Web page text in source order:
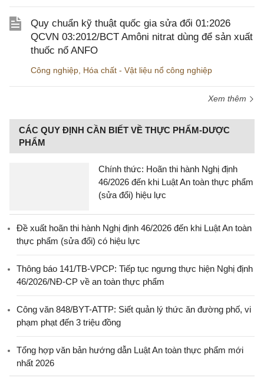
Quy chuẩn kỹ thuật quốc gia sửa đổi 01:2026
QCVN 03:2012/BCT Amôni nitrat dùng để sản xuất
thuốc nổ ANFO
Công nghiệp Hóa chất - Vật liệu nổ công nghiệp
Xem thêm
CÁC QUY ĐỊNH CẦN BIẾT VỀ THỰC PHẨM-DƯỢC
PHẨM
Chính thức: Hoãn thi hành Nghị định
46/2026 đến khi Luật An toàn thực phẩm
(sửa đổi) hiệu lực
Đề xuất hoãn thi hành Nghị định 46/2026 đến khi Luật An toàn
thực phẩm (sửa đổi) có hiệu lực
Thông báo 141/TB-VPCP: Tiếp tục ngưng thực hiện Nghị định
46/2026/NĐ-CP về an toàn thực phẩm
Công văn 848/BYT-ATTP: Siết quản lý thức ăn đường phố, vi
phạm phạt đến 3 triệu đồng
Tổng hợp văn bản hướng dẫn Luật An toàn thực phẩm mới
nhất 2026